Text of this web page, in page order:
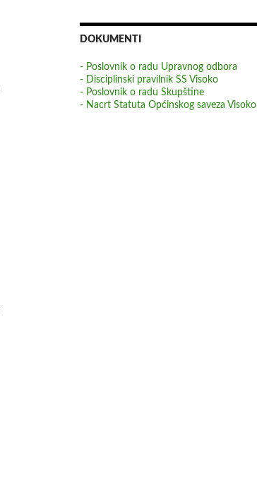
DOKUMENTI
- Poslovnik o radu Upravnog odbora
- Disciplinski pravilnik SS Visoko
- Poslovnik o radu Skupštine
- Nacrt Statuta Općinskog saveza Visoko